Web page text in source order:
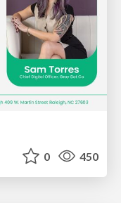
0 450